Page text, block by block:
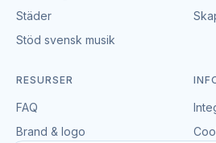
snacksstationer som
Priser på snacks och
Priserna varierar mycket efter
Städer
Stöd svensk musik
RESURSER
FAQ
Brand & logo